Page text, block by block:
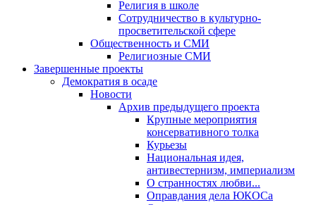
Религия в школе
Сотрудничество в культурно-
просветительской сфере
Общественность и СМИ
Религиозные СМИ
Завершенные проекты
Демократия в осаде
Новости
Архив предыдущего проекта
Крупные мероприятия
консервативного толка
Курьезы
Национальная идея,
антивестернизм, империализм
О странностях любви...
Оправдания дела ЮКОСа